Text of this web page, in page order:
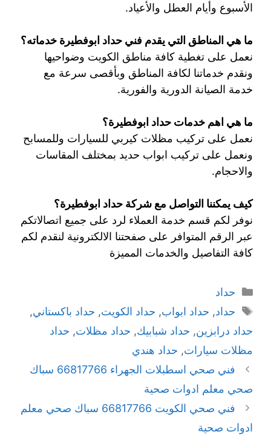
الأسبوع وأيام العطل والأعياد.
ما هي المناطق التي يقدم فني حداد ابوفطيرة خدماته؟
نعمل على تغطية كافة مناطق الكويت وضواحيها
ونقدم خدماتنا لكافة المناطق وبأقصى سرعة مع
خدمة الصيانة الدورية والفورية.
ما هي اهم خدمات حداد ابوفطيرة؟
نعمل على تركيب مظلات كيربي للسيارات وللمسابح
ونعمل على تركيب ابواب حديد بمختلف المقاسات
والاحجام.
كيف يمكننا التواصل مع شركة حداد ابوفطيرة؟
نوفر لكم قسم خدمة العملاء لرد على جميع اتصالاتكم
عبر الرقم المتوافر على صفحتنا الالكترونية لنقدم لكم
كافة التفاصيل والخدمات المميزة
حداد
حداد, حداد ابواب, حداد الكويت, حداد باكستاني,
حداد درابزين, حداد شبابيك, حداد مظلات, حداد
مظلات سيارات, حداد هندي
فني صحي اسطبلات الجهراء 66817766 سباك
صحي معلم ادوات صحية
فني صحي الكويت 66817766 سباك صحي معلم
ادوات صحية